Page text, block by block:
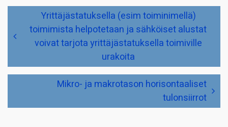
Yrittäjästatuksella (esim toiminimellä)
toimimista helpotetaan ja sähköiset alustat
voivat tarjota yrittäjästatuksella toimiville
urakoita
Mikro- ja makrotason horisontaaliset
tulonsiirrot